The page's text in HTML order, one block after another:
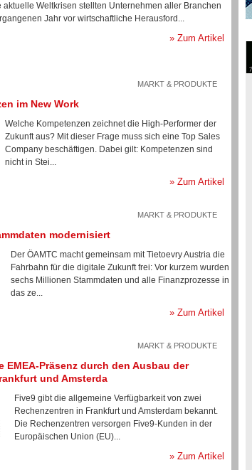
aktuelle Weltkrisen stellten Unternehmen aller Branchen
Jahr vor wirtschaftliche Herausford...
» Zum Artikel
MARKT & PRODUKTE
im New Work
Welche Kompetenzen zeichnet die High-Performer der
Zukunft aus? Mit dieser Frage muss sich eine Top Sales
Company beschäftigen. Dabei gilt: Kompetenzen sind
nicht in Stei...
» Zum Artikel
MARKT & PRODUKTE
modernisiert
Der ÖAMTC macht gemeinsam mit Tietoevry Austria die
Fahrbahn für die digitale Zukunft frei: Vor kurzem wurden
sechs Millionen Stammdaten und alle Finanzprozesse in
das ze...
» Zum Artikel
MARKT & PRODUKTE
EMEA-Präsenz durch den Ausbau der
und Amsterda
Five9 gibt die allgemeine Verfügbarkeit von zwei
Rechenzentren in Frankfurt und Amsterdam bekannt.
Die Rechenzentren versorgen Five9-Kunden in der
Europäischen Union (EU)...
» Zum Artikel